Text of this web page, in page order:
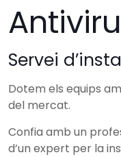
Servei
Dotem els equips
del mercat.
Confia amb un
d’un expert per la